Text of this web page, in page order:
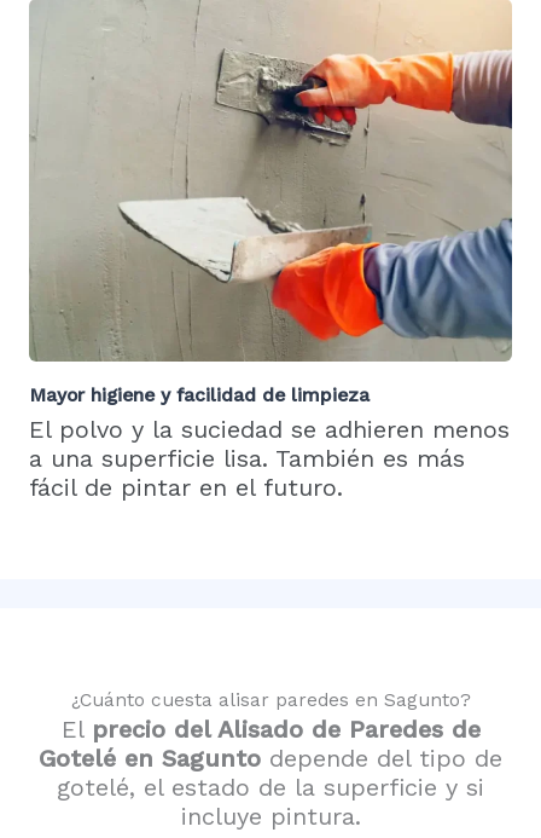
Mayor higiene y facilidad de limpieza
El polvo y la suciedad se adhieren menos
a una superficie lisa. También es más
fácil de pintar en el futuro.
¿Cuánto cuesta alisar paredes en Sagunto?
El precio delAlisado de Paredes de
Gotelé en Sagunto depende del tipo de
gotelé, el estado de la superficie y si
incluye pintura.